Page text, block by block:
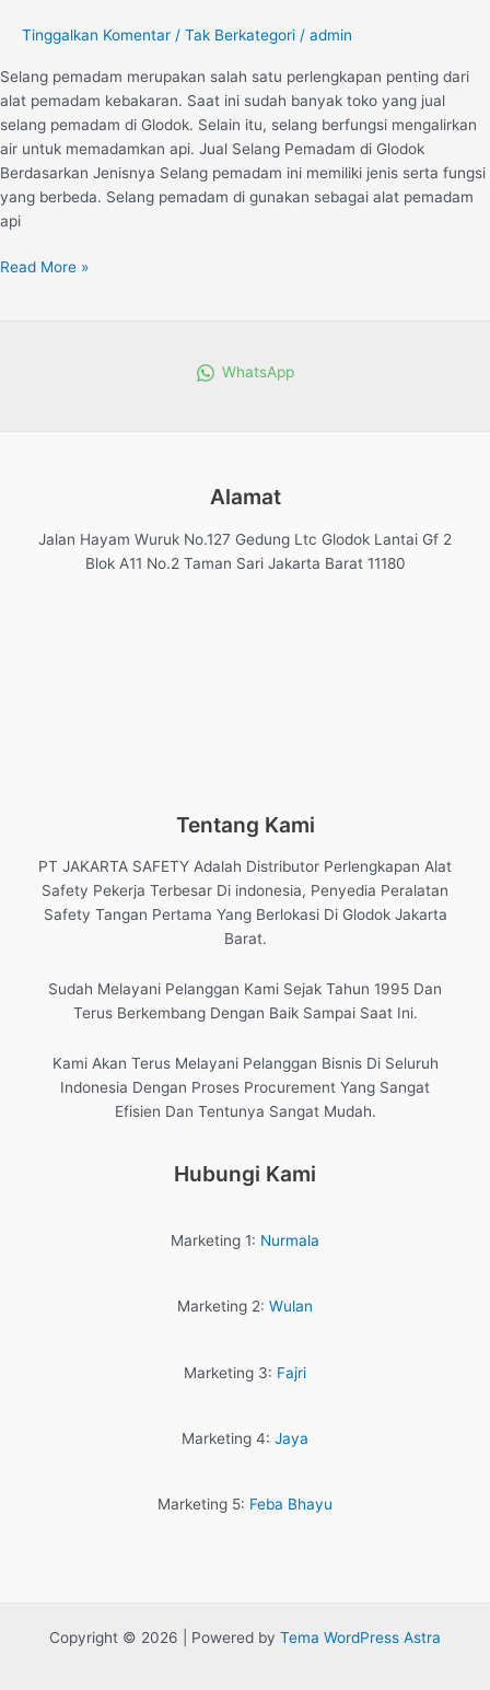
Tinggalkan Komentar / Tak Berkategori / admin
Selang pemadam merupakan salah satu perlengkapan penting dari
alat pemadam kebakaran. Saat ini sudah banyak toko yang jual
selang pemadam di Glodok. Selain itu, selang berfungsi mengalirkan
air untuk memadamkan api. Jual Selang Pemadam di Glodok
Berdasarkan Jenisnya Selang pemadam ini memiliki jenis serta fungsi
yang berbeda. Selang pemadam di gunakan sebagai alat pemadam
api
Berdasarkan
Read More »
WhatsApp
Alamat
Jalan Hayam Wuruk No.127 Gedung Ltc Glodok Lantai Gf 2
Blok A11 No.2 Taman Sari Jakarta Barat 11180
Tentang Kami
PT JAKARTA SAFETY Adalah Distributor Perlengkapan Alat
Safety Pekerja Terbesar Di indonesia, Penyedia Peralatan
Safety Tangan Pertama Yang Berlokasi Di Glodok Jakarta
Barat.
Sudah Melayani Pelanggan Kami Sejak Tahun 1995 Dan
Terus Berkembang Dengan Baik Sampai Saat Ini.
Kami Akan Terus Melayani Pelanggan Bisnis Di Seluruh
Indonesia Dengan Proses Procurement Yang Sangat
Efisien Dan Tentunya Sangat Mudah.
Hubungi Kami
Marketing 1: Nurmala
Marketing 2: Wulan
Marketing 3: Fajri
Marketing 4: Jaya
Marketing 5: Feba Bhayu
Copyright © 2026 | Powered by Tema WordPress Astra